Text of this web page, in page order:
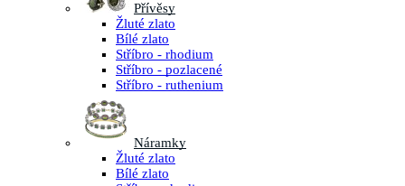
Přívěsy
Žluté zlato
Bílé zlato
Stříbro - rhodium
Stříbro - pozlacené
Stříbro - ruthenium
Náramky
Žluté zlato
Bílé zlato